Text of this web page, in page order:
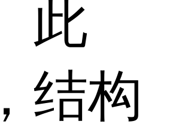
此
结构